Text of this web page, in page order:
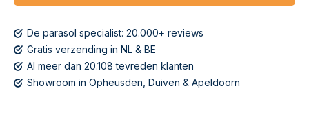
De parasol specialist: 20.000+ reviews
Gratis verzending in NL & BE
Al meer dan 20.108 tevreden klanten
Showroom in Opheusden, Duiven & Apeldoorn